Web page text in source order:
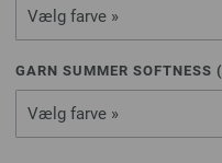
Vælg farve »
GARN SUMMER SOFTNESS (
Vælg farve »